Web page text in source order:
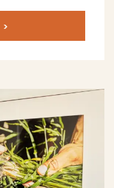
arbeta både
laget.
Soilfood ->